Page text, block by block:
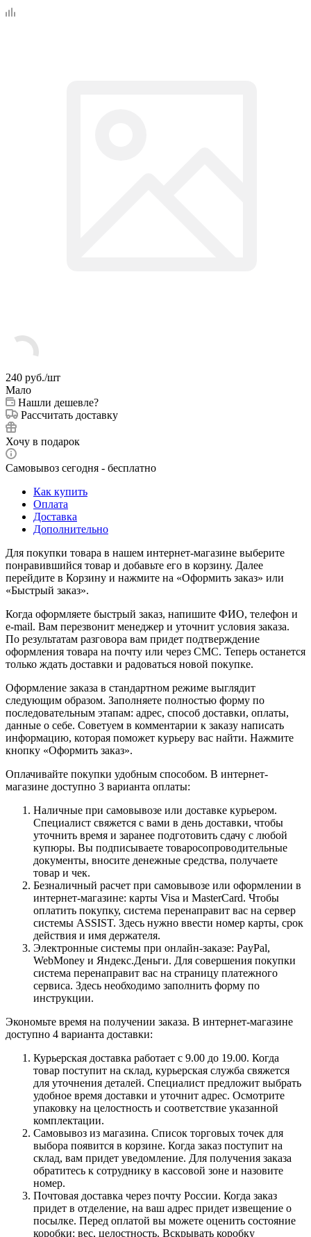
240 руб./шт
Мало
Нашли дешевле?
Рассчитать доставку
Хочу в подарок
Самовывоз сегодня - бесплатно
Как купить
Оплата
Доставка
Дополнительно
Для покупки товара в нашем интернет-магазине выберите
понравившийся товар и добавьте его в корзину. Далее
перейдите в Корзину и нажмите на «Оформить заказ» или
«Быстрый заказ».
Когда оформляете быстрый заказ, напишите ФИО, телефон и
e-mail. Вам перезвонит менеджер и уточнит условия заказа.
По результатам разговора вам придет подтверждение
оформления товара на почту или через СМС. Теперь останется
только ждать доставки и радоваться новой покупке.
Оформление заказа в стандартном режиме выглядит
следующим образом. Заполняете полностью форму по
последовательным этапам: адрес, способ доставки, оплаты,
данные о себе. Советуем в комментарии к заказу написать
информацию, которая поможет курьеру вас найти. Нажмите
кнопку «Оформить заказ».
Оплачивайте покупки удобным способом. В интернет-
магазине доступно 3 варианта оплаты:
Наличные при самовывозе или доставке курьером.
Специалист свяжется с вами в день доставки, чтобы
уточнить время и заранее подготовить сдачу с любой
купюры. Вы подписываете товаросопроводительные
документы, вносите денежные средства, получаете
товар и чек.
Безналичный расчет при самовывозе или оформлении в
интернет-магазине: карты Visa и MasterCard. Чтобы
оплатить покупку, система перенаправит вас на сервер
системы ASSIST. Здесь нужно ввести номер карты, срок
действия и имя держателя.
Электронные системы при онлайн-заказе: PayPal,
WebMoney и Яндекс.Деньги. Для совершения покупки
система перенаправит вас на страницу платежного
сервиса. Здесь необходимо заполнить форму по
инструкции.
Экономьте время на получении заказа. В интернет-магазине
доступно 4 варианта доставки:
Курьерская доставка работает с 9.00 до 19.00. Когда
товар поступит на склад, курьерская служба свяжется
для уточнения деталей. Специалист предложит выбрать
удобное время доставки и уточнит адрес. Осмотрите
упаковку на целостность и соответствие указанной
комплектации.
Самовывоз из магазина. Список торговых точек для
выбора появится в корзине. Когда заказ поступит на
склад, вам придет уведомление. Для получения заказа
обратитесь к сотруднику в кассовой зоне и назовите
номер.
Почтовая доставка через почту России. Когда заказ
придет в отделение, на ваш адрес придет извещение о
посылке. Перед оплатой вы можете оценить состояние
коробки: вес, целостность. Вскрывать коробку